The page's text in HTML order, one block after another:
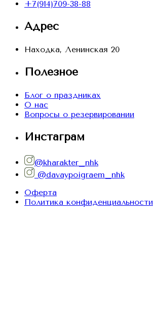
+7(914)709-38-88
Адрес
Находка, Ленинская 20
Полезное
Блог о праздниках
О нас
Вопросы о резервировании
Инстаграм
@kharakter_nhk
@davaypoigraem_nhk
Оферта
Политика конфиденциальности